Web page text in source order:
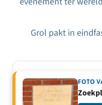
Grol pakt in
FOTO